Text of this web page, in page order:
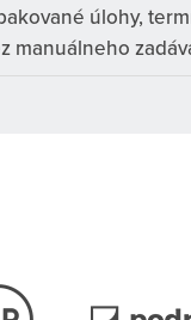
úlohy,
manuálneho